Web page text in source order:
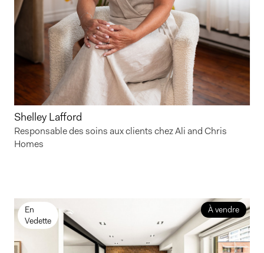
Shelley Lafford
Responsable des soins aux clients chez Ali and Chris
Homes
À vendre
En
Vedette